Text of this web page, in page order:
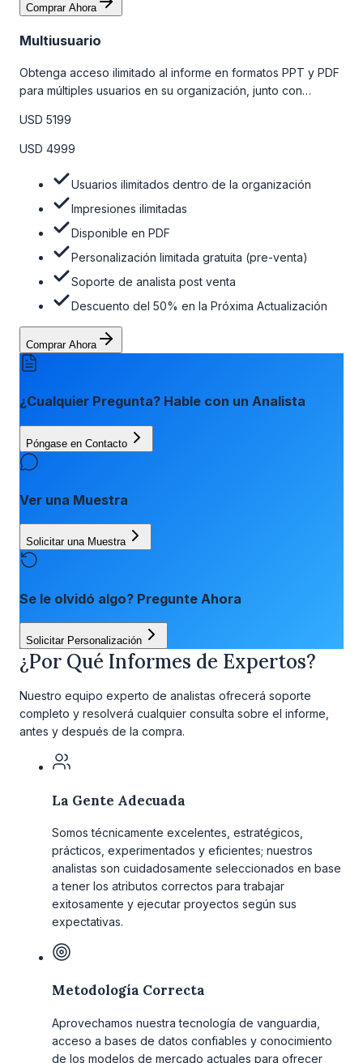
Comprar Ahora
Multiusuario
Obtenga acceso ilimitado al informe en formatos PPT y PDF
para múltiples usuarios en su organización, junto con
venta, el soporte post-venta de nuestros analistas y una
opción de actualización gratuita del informe dentro de 180
la tabla de precios a continuación.
USD 5199
USD 4999
Usuarios ilimitados dentro de la organización
Impresiones ilimitadas
Disponible en PDF
Personalización limitada gratuita (pre-venta)
Soporte de analista post venta
Descuento del 50% en la Próxima Actualización
Comprar Ahora
¿Cualquier Pregunta? Hable con un Analista
Póngase en Contacto
Ver una Muestra
Solicitar una Muestra
Se le olvidó algo? Pregunte Ahora
Solicitar Personalización
¿Por Qué Informes de Expertos?
Nuestro equipo experto de analistas ofrecerá soporte
completo y resolverá cualquier consulta sobre el informe,
antes y después de la compra.
La Gente Adecuada
Somos técnicamente excelentes, estratégicos,
prácticos, experimentados y eficientes; nuestros
analistas son cuidadosamente seleccionados en base
a tener los atributos correctos para trabajar
exitosamente y ejecutar proyectos según sus
expectativas.
Metodología Correcta
Aprovechamos nuestra tecnología de vanguardia,
acceso a bases de datos confiables y conocimiento
de los modelos de mercado actuales para ofrecer